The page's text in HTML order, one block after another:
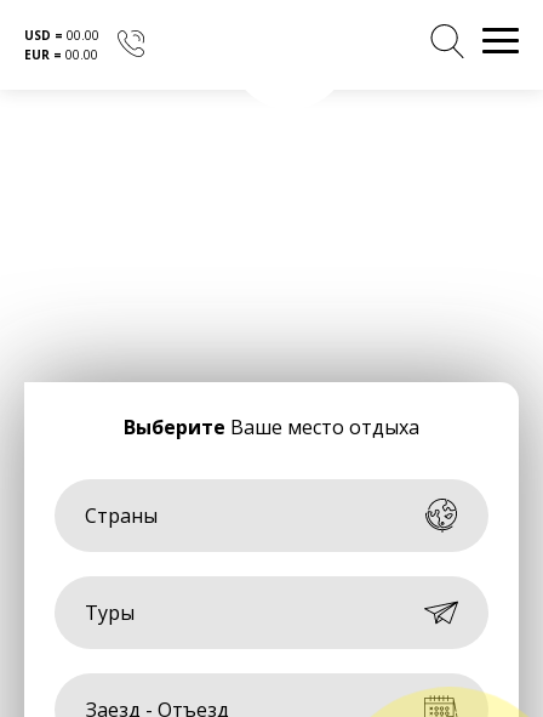
USD = 00.00
EUR = 00.00
Выберите Ваше место отдыха
Страны
Туры